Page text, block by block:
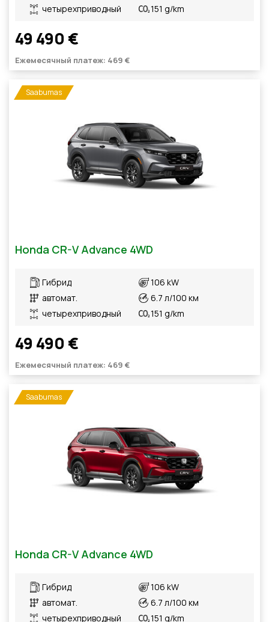
четырехприводный
151 g/km
49 490 €
Ежемесячный платеж: 469 €
Saabumas
Honda CR-V Advance 4WD
Гибрид
автомат.
четырехприводный
106 kW
6.7 л/100 км
151 g/km
49 490 €
Ежемесячный платеж: 469 €
Saabumas
Honda CR-V Advance 4WD
Гибрид
автомат.
четырехприводный
106 kW
6.7 л/100 км
151 g/km